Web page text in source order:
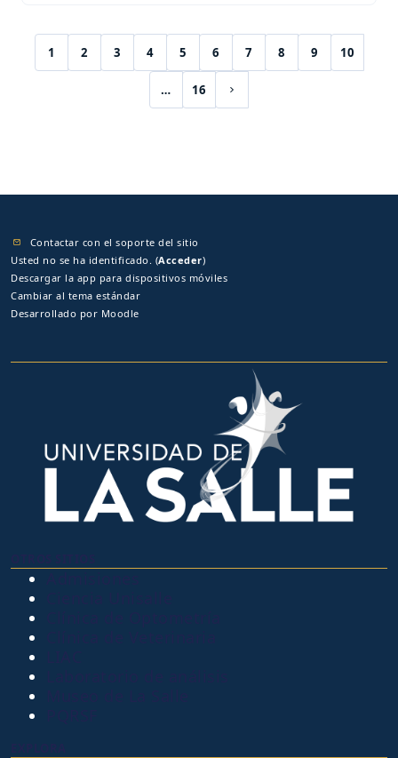
1
(current)
2 3 4 5 6 7 8 9 10
… 16
Contactar con el soporte del sitio
Usted no se ha identificado. (Acceder)
Descargar la app para dispositivos móviles
Cambiar al tema estándar
Desarrollado por Moodle